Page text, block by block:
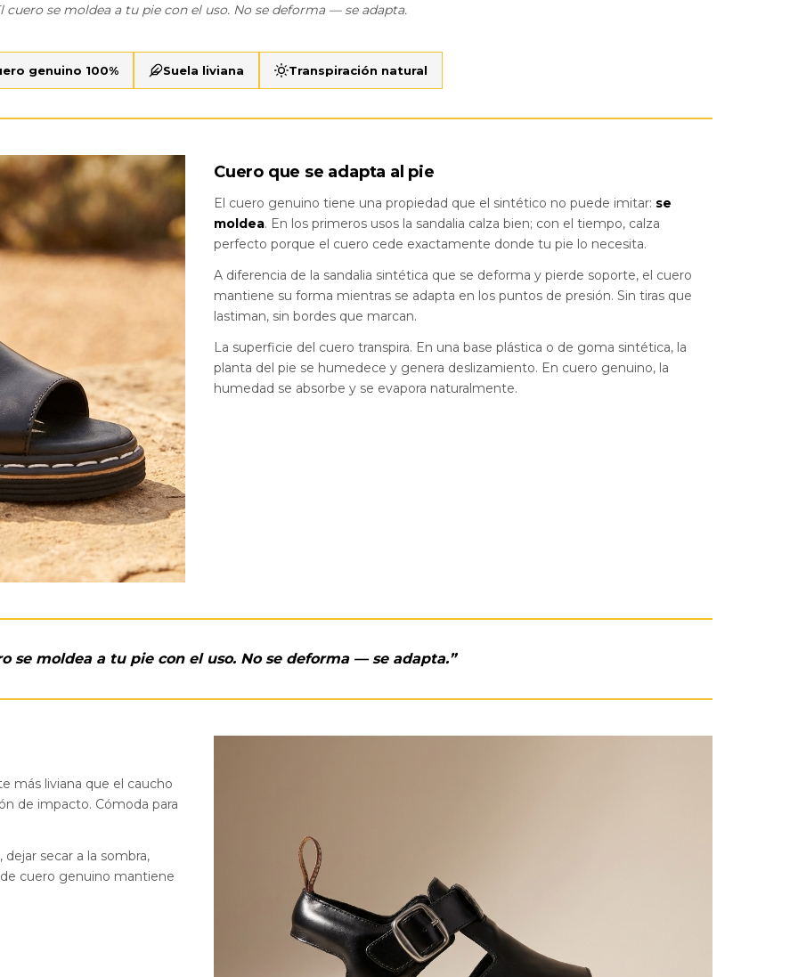
cuero se moldea a tu pie con el uso. No se deforma — se adapta.
genuino 100% Suela liviana Transpiración natural
Cuero que se adapta al pie
El cuero genuino tiene una propiedad que el sintético no puede imitar: se
moldea. En los primeros usos la sandalia calza bien; con el tiempo, calza
perfecto porque el cuero cede exactamente donde tu pie lo necesita.
A diferencia de la sandalia sintética que se deforma y pierde soporte, el cuero
mantiene su forma mientras se adapta en los puntos de presión. Sin tiras que
lastiman, sin bordes que marcan.
La superficie del cuero transpira. En una base plástica o de goma sintética, la
planta del pie se humedece y genera deslizamiento. En cuero genuino, la
humedad se absorbe y se evapora naturalmente.
se moldea a tu pie con el uso. No se deforma — se adapta.”
más liviana que el caucho
de impacto. Cómoda para
secar a la sombra,
cuero genuino mantiene